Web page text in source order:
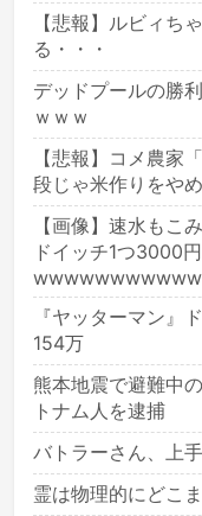
【悲報】ルビィち
る・・・
デッドプールの勝
ｗｗｗ
【悲報】コメ農家
段じゃ米作りをや
【画像】速水もこ
ドイッチ1つ3000円
『ヤッターマン』
154万
熊本地震で避難中
トナム人を逮捕
バトラーさん、上
霊は物理的にどこ